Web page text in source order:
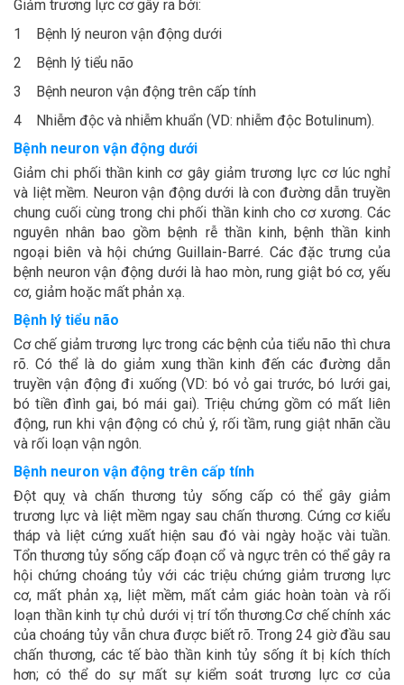
Giảm trương lực cơ gây ra bởi:
1 Bệnh lý neuron vận động dưới
2 Bệnh lý tiểu não
3 Bệnh neuron vận động trên cấp tính
4 Nhiễm độc và nhiễm khuẩn (VD: nhiễm độc Botulinum).
Bệnh neuron vận động dưới
Giảm chi phối thần kinh cơ gây giảm trương lực cơ lúc nghỉ
và liệt mềm. Neuron vận động dưới là con đường dẫn truyền
chung cuối cùng trong chi phối thần kinh cho cơ xương. Các
nguyên nhân bao gồm bệnh rễ thần kinh, bệnh thần kinh
ngoại biên và hội chứng Guillain-Barré. Các đặc trưng của
bệnh neuron vận động dưới là hao mòn, rung giật bó cơ, yếu
cơ, giảm hoặc mất phản xạ.
Bệnh lý tiểu não
Cơ chế giảm trương lực trong các bệnh của tiểu não thì chưa
rõ. Có thể là do giảm xung thần kinh đến các đường dẫn
truyền vận động đi xuống (VD: bó vỏ gai trước, bó lưới gai,
bó tiền đình gai, bó mái gai). Triệu chứng gồm có mất liên
động, run khi vận động có chủ ý, rối tầm, rung giật nhãn cầu
và rối loạn vận ngôn.
Bệnh neuron vận động trên cấp tính
Đột quỵ và chấn thương tủy sống cấp có thể gây giảm
trương lực và liệt mềm ngay sau chấn thương. Cứng cơ kiểu
tháp và liệt cứng xuất hiện sau đó vài ngày hoặc vài tuần.
Tổn thương tủy sống cấp đoạn cổ và ngực trên có thể gây ra
hội chứng choáng tủy với các triệu chứng giảm trương lực
cơ, mất phản xạ, liệt mềm, mất cảm giác hoàn toàn và rối
loạn thần kinh tự chủ dưới vị trí tổn thương.Cơ chế chính xác
của choáng tủy vẫn chưa được biết rõ. Trong 24 giờ đầu sau
chấn thương, các tế bào thần kinh tủy sống ít bị kích thích
hơn; có thể do sự mất sự kiểm soát trương lực cơ của